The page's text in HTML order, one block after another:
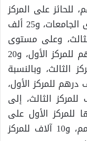
30 ألف درهم، للحائز على المركز
الأول بالنسبة للجائزة على مستوى الجامعات، و25 ألف
للمركز الثالث، وعلى مستوى
المدارس تم تخصيص 25 ألف درهم للمركز الأول، و20
للمركز الثالث، وبالنسبة
تم تخصيص 15 ألف درهم للمركز الأول،
الثاني، و8 آلاف للمركز الثالث، إلى
للمركز الأول على
مستوى مراكز تأهيل أًصحاب الهمم، و10 آلاف للمركز